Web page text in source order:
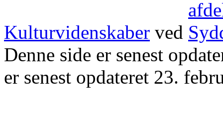
Kulturvidenskaber ved
Denne side er senest
er senest opdateret 23.